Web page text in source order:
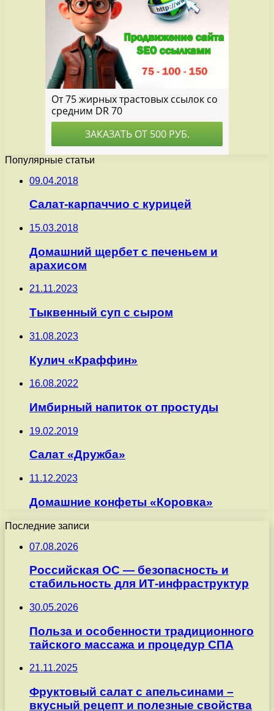
Популярные статьи
09.04.2018
Салат-карпаччио с курицей
15.03.2018
Домашний щербет с печеньем и
арахисом
21.11.2023
Тыквенный суп с сыром
31.08.2023
Кулич «Краффин»
16.08.2022
Имбирный напиток от простуды
19.02.2019
Салат «Дружба»
11.12.2023
Домашние конфеты «Коровка»
Последние записи
07.08.2026
Российская ОС — безопасность и
стабильность для ИТ-инфраструктур
30.05.2026
Польза и особенности традиционного
тайского массажа и процедур СПА
21.11.2025
Фруктовый салат с апельсинами –
вкусный рецепт и полезные свойства